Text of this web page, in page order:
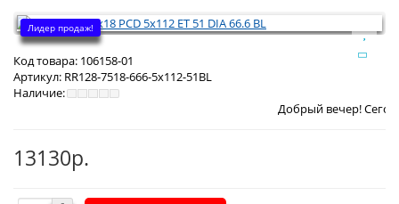
Лидер продаж!
Код товара: 106158-01
Артикул: RR128-7518-666-5x112-51BL
Наличие:
Добрый вечер! СегодняСуббота
13130р.